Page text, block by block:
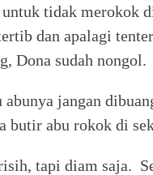
tidak merokok
dan apalagi
Dona sudah nongol.
jangan
butir abu rokok di
tapi diam saja.